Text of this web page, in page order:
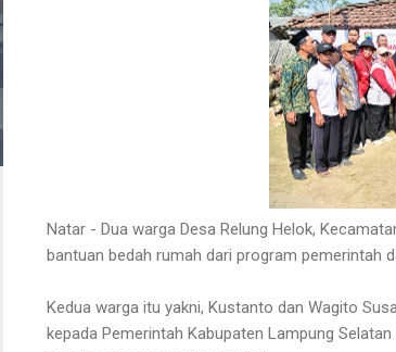
Natar - Dua warga Desa Relung Helok,
bantuan bedah rumah dari program pemerintah
Kedua warga itu yakni, Kustanto dan Wagito
kepada Pemerintah Kabupaten Lampung